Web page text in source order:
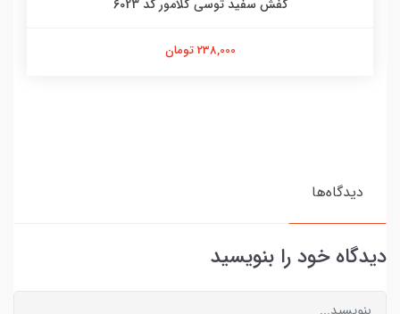
کفش سفید توسی گلامور کد 6023
238,000 تومان
دیدگاه‌ها
دیدگاه خود را بنویسید